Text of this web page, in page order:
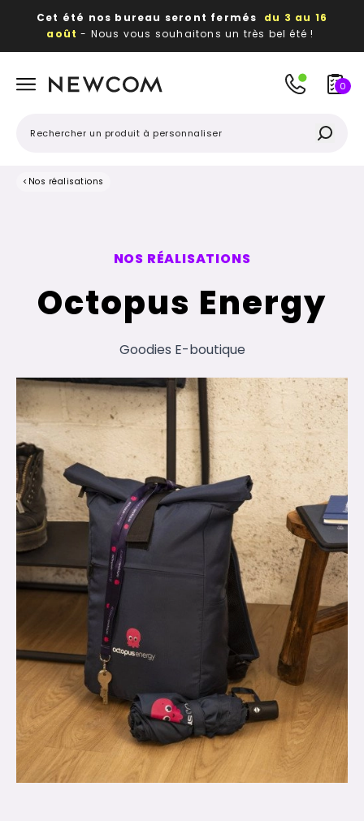
Cet été nos bureau seront fermés du 3 au 16
août - Nous vous souhaitons un très bel été !
publicitaires
0
< Nos réalisations
NOS RÉALISATIONS
Octopus Energy
Goodies E-boutique